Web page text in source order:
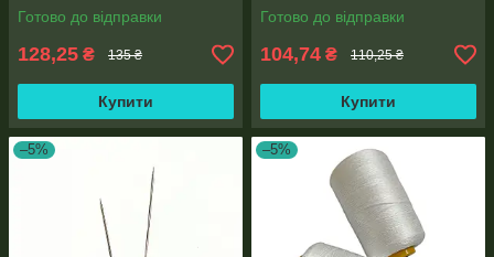
Готово до відправки
128,25 ₴ 135 ₴
Купити
Готово до відправки
104,74 ₴ 110,25 ₴
Купити
–5% –5%